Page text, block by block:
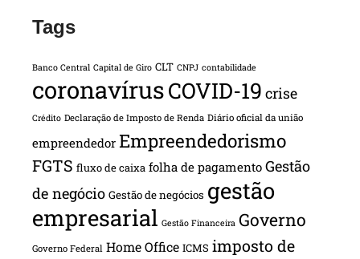
Tags
Banco Central Capital de Giro CLT CNPJ contabilidade
coronavírusCOVID-19 crise
Crédito Declaração de Imposto de Renda Diário oficial da união
empreendedor Empreendedorismo
FGTS fluxo de caixa folha de pagamento Gestão
de negócio Gestão de negócios gestão
empresarial Gestão Financeira Governo
Governo Federal Home Office ICMS imposto de